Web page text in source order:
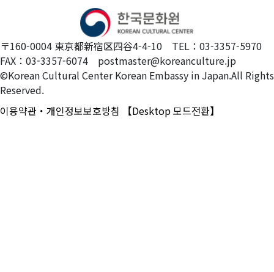
〒160-0004 東京都新宿区四谷4-4-10 TEL：03-3357-5970
FAX：03-3357-6074 postmaster@koreanculture.jp
©Korean Cultural Center Korean Embassy in Japan.All Rights
Reserved.
이용약관・개인정보보호방침
【Desktop 모드전환】